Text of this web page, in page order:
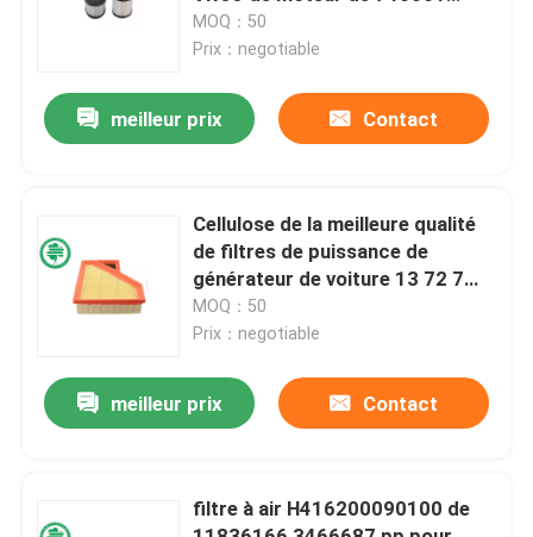
Visite d'usine
Contrôle de qualité
Contactez-nous
Nouvelles
Filtres à air des véhicules à moteur de cabine
Tecumseh
MOQ：50
Prix：negotiable
meilleur prix Contact
Cellulose de la meilleure qualité
de filtres de puissance de
générateur de voiture 13 72 7
529 261 pour Mini Models 2005 -
2014
MOQ：50
Prix：negotiable
meilleur prix Contact
filtre à air H416200090100 de